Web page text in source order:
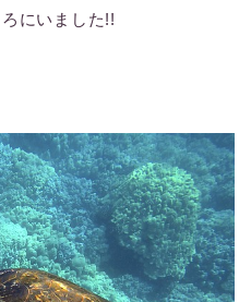
にいました!!